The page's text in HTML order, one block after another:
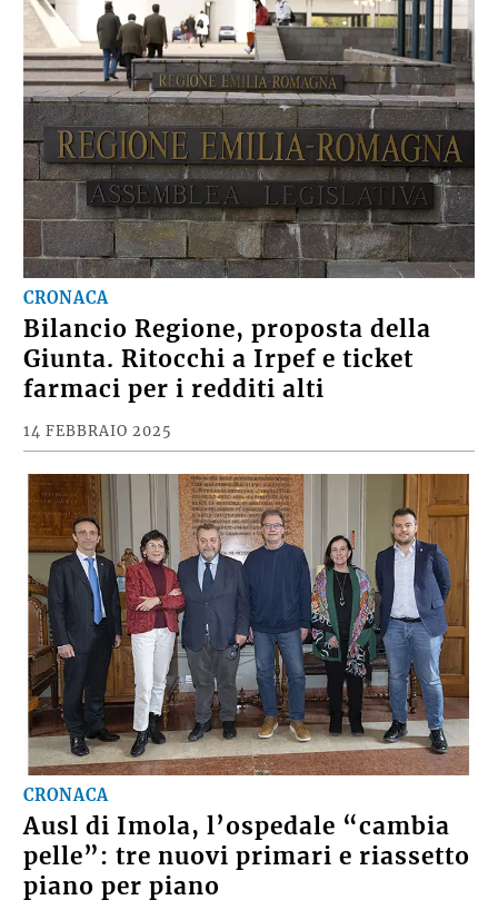
CRONACA
Bilancio Regione, proposta della
Giunta. Ritocchi a Irpef e ticket
farmaci per i redditi alti
14 FEBBRAIO 2025
CRONACA
Ausl di Imola, l’ospedale “cambia
pelle”: tre nuovi primari e riassetto
piano per piano